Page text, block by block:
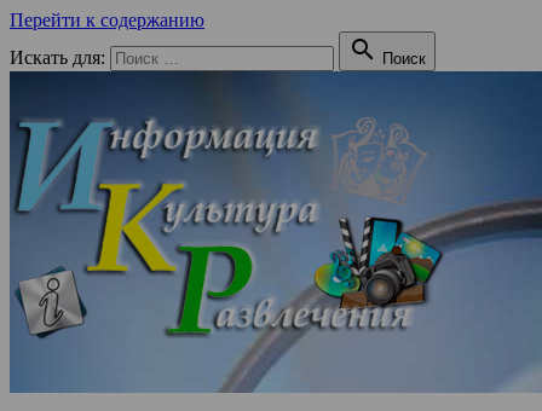
Перейти к содержанию
Искать для:
 Поиск